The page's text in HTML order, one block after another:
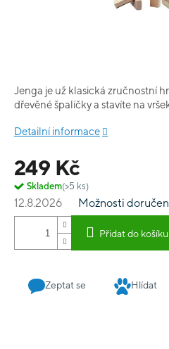
249 Kč
Skladem(>5 ks)
12.8.2026 Možnosti
Přidat do košíku
Jenga je už klasická zručnostní
dřevěné špalíčky a stavíte na
Detailní informace
Zeptat se Hlídat